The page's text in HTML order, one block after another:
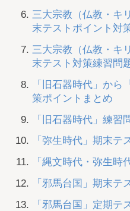
三大宗教（仏教・キ
末テストポイント対
三大宗教（仏教・キ
末テスト対策練習問
「旧石器時代」か
策ポイントまとめ
「旧石器時代」練習
「弥生時代」期末テ
「縄文時代・弥生時
「邪馬台国」期末テ
「邪馬台国」定期テ